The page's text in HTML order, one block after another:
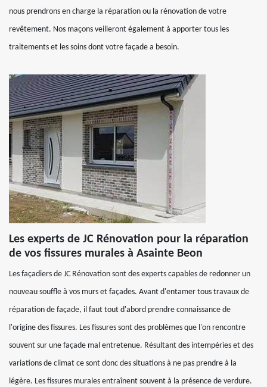
nous prendrons en charge la réparation ou la rénovation de votre
revêtement. Nos maçons veilleront également à apporter tous les
traitements et les soins dont votre façade a besoin.
Les experts de JC Rénovation pour la réparation
de vos fissures murales à Asainte Beon
Les façadiers de JC Rénovation sont des experts capables de redonner un
nouveau souffle à vos murs et façades. Avant d'entamer tous travaux de
réparation de façade, il faut tout d'abord prendre connaissance de
l'origine des fissures. Les fissures sont des problèmes que l'on rencontre
souvent sur une façade mal entretenue. Résultant des intempéries et des
variations de climat ce sont donc des situations à ne pas prendre à la
légère. Les fissures murales entraînent souvent à la présence de verdure.